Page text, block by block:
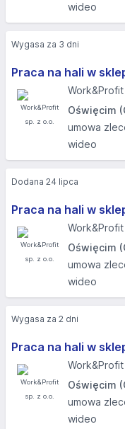
wideo
Praca na hali w
Oświęcim
umowa
wideo
Wygasa za 3 dni
Praca na hali w
Oświęcim
umowa
wideo
Dodana 24 lipca
Praca na hali w
Oświęcim
umowa
wideo
Wygasa za 2 dni